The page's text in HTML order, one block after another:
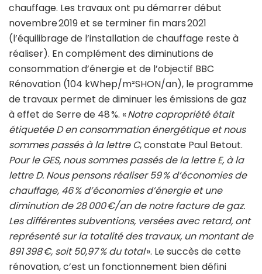
chauffage. Les travaux ont pu démarrer début
novembre 2019 et se terminer fin mars 2021
(l’équilibrage de l’installation de chauffage reste à
réaliser). En complément des diminutions de
consommation d’énergie et de l’objectif BBC
Rénovation (104 kWhep/m²SHON/an), le programme
de travaux permet de diminuer les émissions de gaz
à effet de Serre de 48 %. «Notre copropriété était
étiquetée D en consommation énergétique et nous
sommes passés à la lettre C, constate Paul Betout.
Pour le GES, nous sommes passés de la lettre E, à la
lettre D. Nous pensons réaliser 59 % d‘économies de
chauffage, 46 % d’économies d’énergie et une
diminution de 28 000 €/an de notre facture de gaz.
Les différentes subventions, versées avec retard, ont
représenté sur la totalité des travaux, un montant de
891 398 €, soit 50,97 % du total». Le succès de cette
rénovation, c’est un fonctionnement bien défini